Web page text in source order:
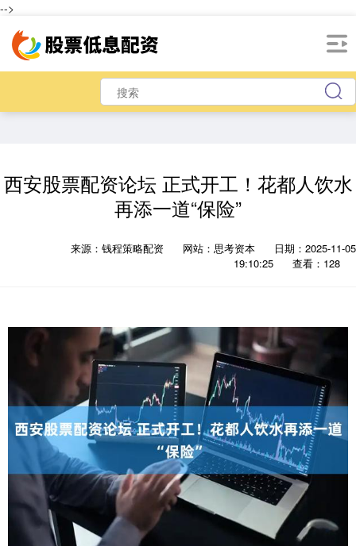
-->
西安股票配资论坛 正式开工！花都人饮水
再添一道“保险”
来源：钱程策略配资 网站：思考资本
日期：2025-11-05
19:10:25
查看：128